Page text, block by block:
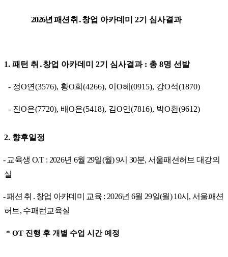
2026년 패션 취 ․창업 아카데미 2기 심사결과
1. 패턴 취 ․창업 아카데미 2기 심사결과 : 총 8명 선발
- 정O연(3576), 황O희(4266), 이O혜(0915), 강O석(1870)
- 진O은(7720), 배O은(5418), 김O연(7816), 박O환(9612)
2. 향후일정
육생 O.T : 2026년 6월 29일(월) 9시 30분, 서울패션허브 대강의
실
패션 취 ․ 창업 아카데미 교육 : 2026년 6월 29일(월) 10시, 서울패션
허브, 수패턴교육실
* OT 진행 후 개별 수업 시간 예정